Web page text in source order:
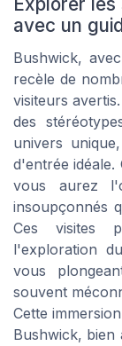
avec un
Bushwick,
recèle de
visiteurs
des
univers
d'entrée idéale.
vous aurez
insoupçonnés
Ces visites
l'exploration
vous
souvent
Cette
Bushwick, bien